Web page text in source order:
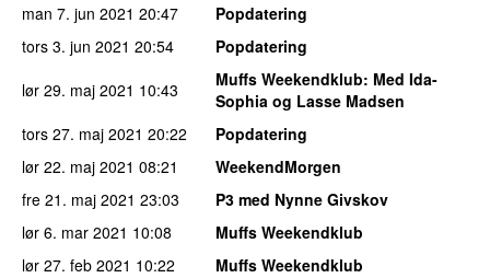
man 7. jun 2021 20:47
Popdatering
tors 3. jun 2021 20:54
Popdatering
lør 29. maj 2021 10:43 Muffs Weekendklub: Med Ida-
Sophia og Lasse Madsen
tors 27. maj 2021 20:22
Popdatering
lør 22. maj 2021 08:21
WeekendMorgen
fre 21. maj 2021 23:03
P3 med Nynne Givskov
lør 6. mar 2021 10:08
Muffs Weekendklub
lør 27. feb 2021 10:22
Muffs Weekendklub